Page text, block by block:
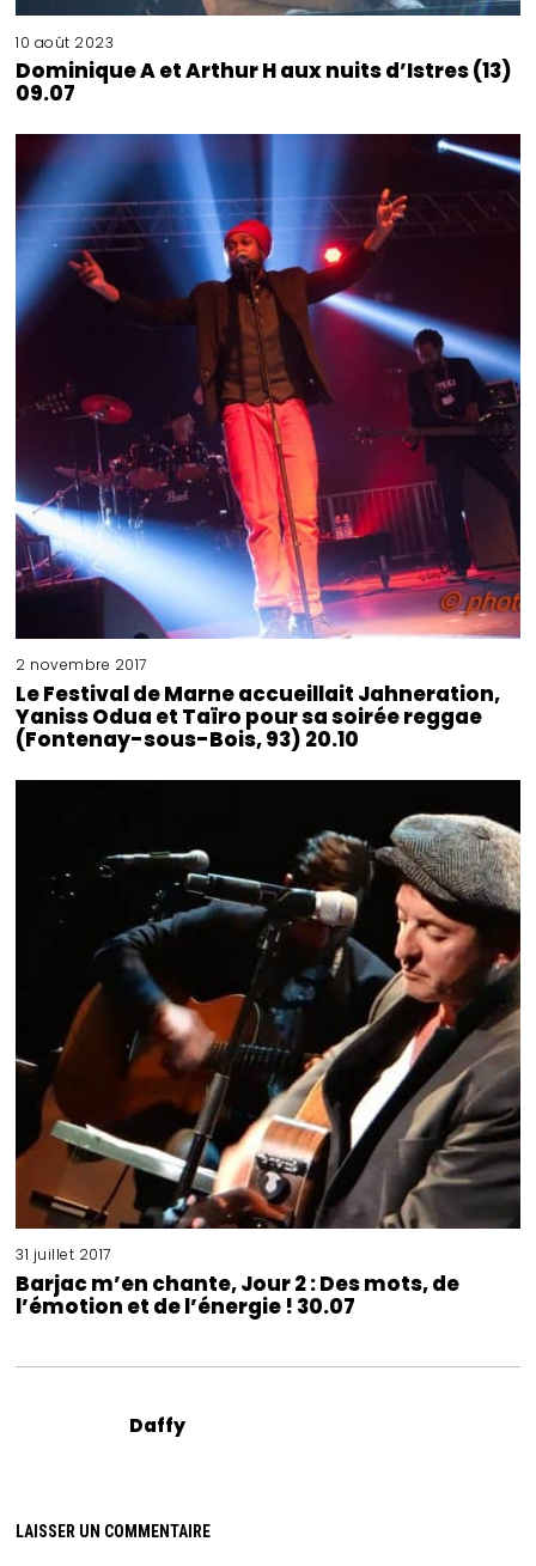
10 août 2023
Dominique A et Arthur H aux nuits d’Istres (13)
09.07
2 novembre 2017
Le Festival de Marne accueillait Jahneration,
Yaniss Odua et Taïro pour sa soirée reggae
(Fontenay-sous-Bois, 93) 20.10
31 juillet 2017
Barjac m’en chante, Jour 2 : Des mots, de
l’émotion et de l’énergie ! 30.07
Daffy
LAISSER UN COMMENTAIRE